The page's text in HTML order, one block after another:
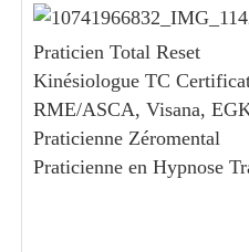
Praticien Total Reset
Kinésiologue TC
RME/ASCA, Visana,
Praticienne Zéromental
Praticienne en Hypnose